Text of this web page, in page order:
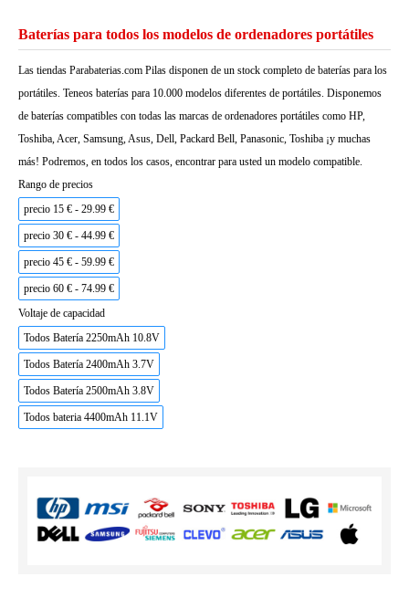
Baterías para todos los modelos de ordenadores portátiles
Las tiendas Parabaterias.com Pilas disponen de un stock completo de baterías para los
portátiles. Teneos baterías para 10.000 modelos diferentes de portátiles. Disponemos
de baterías compatibles con todas las marcas de ordenadores portátiles como HP,
Toshiba, Acer, Samsung, Asus, Dell, Packard Bell, Panasonic, Toshiba ¡y muchas
más! Podremos, en todos los casos, encontrar para usted un modelo compatible.
Rango de precios
precio 15 € - 29.99 €
precio 30 € - 44.99 €
precio 45 € - 59.99 €
precio 60 € - 74.99 €
Voltaje de capacidad
Todos Batería 2250mAh 10.8V
Todos Batería 2400mAh 3.7V
Todos Batería 2500mAh 3.8V
Todos bateria 4400mAh 11.1V